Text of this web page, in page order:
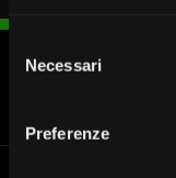
delNecessari
Preferenze